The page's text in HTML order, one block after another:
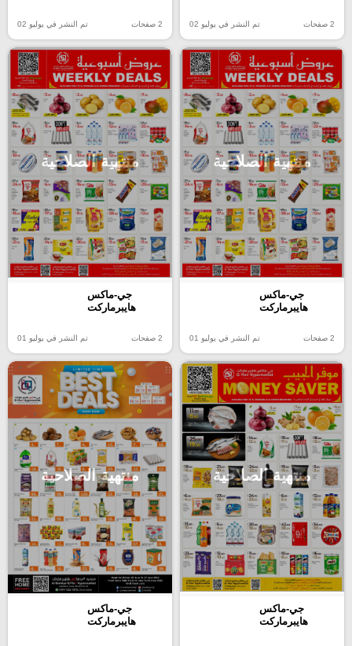
2 صفحات تم النشر في يوليو 02 2 صفحات تم النشر في يوليو 02
منتهية الصلاحية
جي-ماكس
هايبرماركت
2 صفحات تم النشر في يوليو 01
منتهية الصلاحية
جي-ماكس
هايبرماركت
2 صفحات تم النشر في يوليو 01
منتهية الصلاحية
جي-ماكس
هايبرماركت
منتهية الصلاحية
جي-ماكس
هايبرماركت